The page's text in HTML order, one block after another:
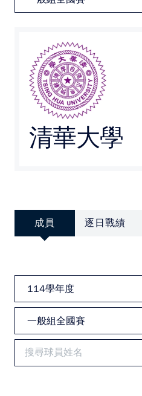
最新消息
媒體文章
下載專區
聯絡我們
隱私權政策
網站使用條款
LINK
教育部體育署
中華民國大專院校體育總會
清華大學
成員 逐日戰績